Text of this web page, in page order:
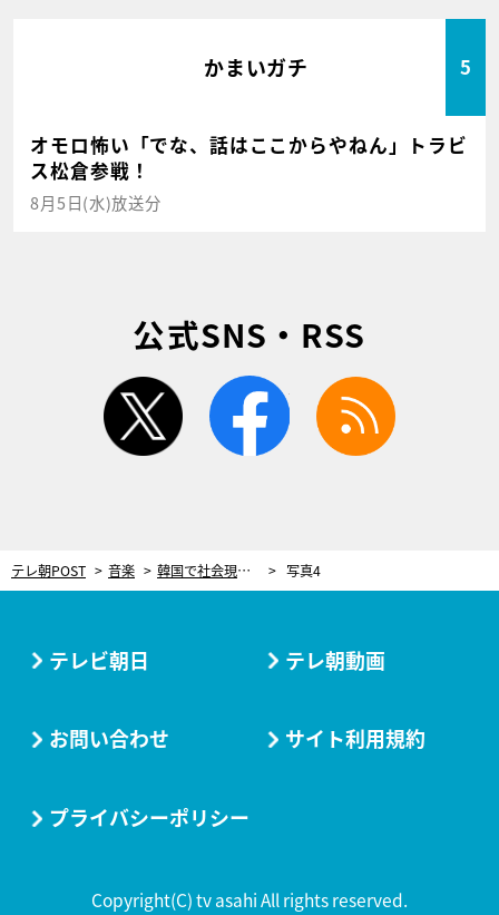
かまいガチ 5
オモロ怖い「でな、話はここからやねん」トラビ
ス松倉参戦！
8月5日(水)放送分
公式SNS・RSS
twitter facebook
テレ朝POST 音楽 韓国で社会現象になった6人組！BOYNEXTDOOR、人生初のもんじゃ焼き作りに挑戦 写真4
テレビ朝日 テレ朝動画
お問い合わせ サイト利用規約
プライバシーポリシー
Copyright(C) tv asahi All rights reserved.